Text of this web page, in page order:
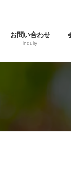
お問い合わせ
inquiry